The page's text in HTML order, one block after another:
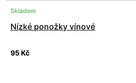
Skladem
Nízké ponožky vínové
95 Kč